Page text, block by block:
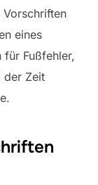
eines
für Fußfehler,
der Zeit